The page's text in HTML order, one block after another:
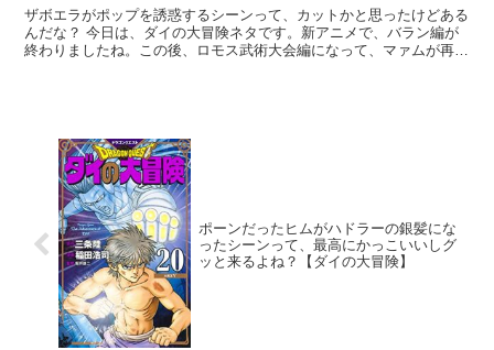
ザボエラがポップを誘惑するシーンって、カットかと思ったけどある
んだな？ 今日は、ダイの大冒険ネタです。新アニメで、バラン編が
終わりましたね。この後、ロモス武術大会編になって、マァムが再登
ポーンだったヒムがハドラーの銀髪にな
ったシーンって、最高にかっこいいしグ
ッと来るよね？【ダイの大冒険】